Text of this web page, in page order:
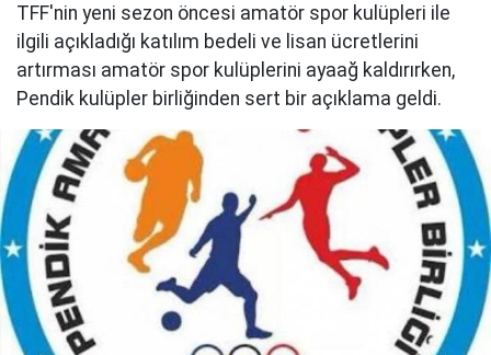
TFF'nin yeni sezon öncesi amatör spor kulüpleri ile
ilgili açıkladığı katılım bedeli ve lisan ücretlerini
artırması amatör spor kulüplerini ayaağ kaldırırken,
Pendik kulüpler birliğinden sert bir açıklama geldi.